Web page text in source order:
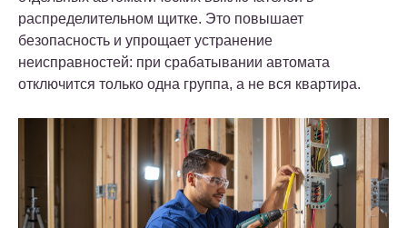
распределительном щитке. Это повышает
безопасность и упрощает устранение
неисправностей: при срабатывании автомата
отключится только одна группа, а не вся квартира.